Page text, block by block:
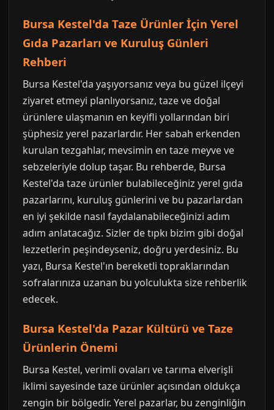
Bursa Kestel'da Taze Ürünler İçin Yerel
Gıda Pazarları ve Kuruluş Günleri
Rehberi
Bursa Kestel'da yaşıyorsanız veya bu güzel ilçeyi
ziyaret etmeyi planlıyorsanız, taze ve doğal
ürünlere ulaşmanın en keyifli yollarından biri
şüphesiz yerel pazarlardır. Her sabah erkenden
kurulan tezgahlar, mevsimin en taze meyve ve
sebzeleriyle dolup taşar. Bu rehberde, Bursa
Kestel'da taze ürünler bulabileceğiniz yerel gıda
pazarlarını, kuruluş günlerini ve bu pazarlardan
en iyi şekilde nasıl faydalanabileceğinizi adım
adım anlatacağız. Sizler de tıpkı bizim gibi doğal
lezzetlerin peşindeyseniz, doğru yerdesiniz. Bu
yazı, Bursa Kestel'ın bereketli topraklarından
sofralarınıza uzanan bu yolculukta size rehberlik
edecek.
Bursa Kestel'da Pazar Kültürü ve Taze
Ürünlerin Önemi
Bursa Kestel, verimli ovaları ve tarıma elverişli
iklimi sayesinde taze ürünler açısından oldukça
zengin bir bölgedir. Yerel pazarlar, bu zenginliğin